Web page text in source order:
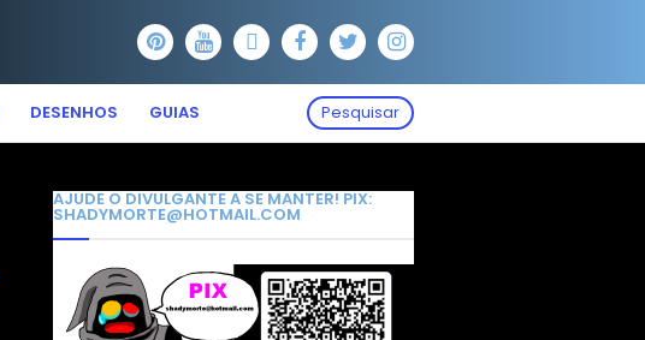
DESENHOS GUIAS Pesquisar
AJUDE O DIVULGANTE A SE MANTER! PIX:
SHADYMORTE@HOTMAIL.COM